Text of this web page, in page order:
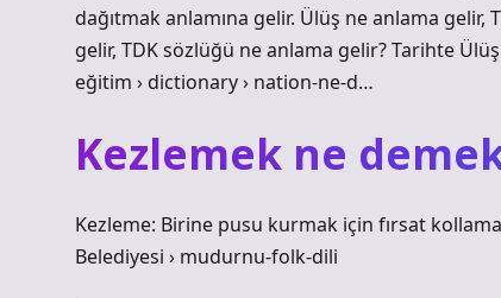
dağıtmak anlamına gelir. Ülüş ne anlama
gelir, TDK sözlüğü ne anlama gelir? Tarihte
eğitim › dictionary › nation-ne-d…
Kezlemek ne
Kezleme: Birine pusu kurmak için fırsat
Belediyesi › mudurnu-folk-dili